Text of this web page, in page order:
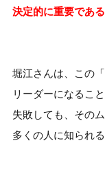
決定的に重要であ
堀江さんは、この
リーダーになるこ
失敗しても、その
多くの人に知られ